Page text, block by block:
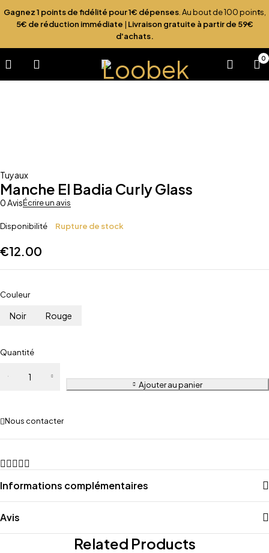
Gagnez 1 points de fidélité pour 1€ dépenses. Au bout de 100 points,
5€ de réduction immédiate | Livraison gratuite à partir de 59€
d'achats.
0
Tuyaux
Manche El Badia Curly Glass
0 AvisÉcrire un avis
Disponibilité Rupture de stock
€12.00
Couleur
Noir Rouge
Quantité
Ajouter au panier
Nous contacter
Informations complémentaires
Avis
Related Products